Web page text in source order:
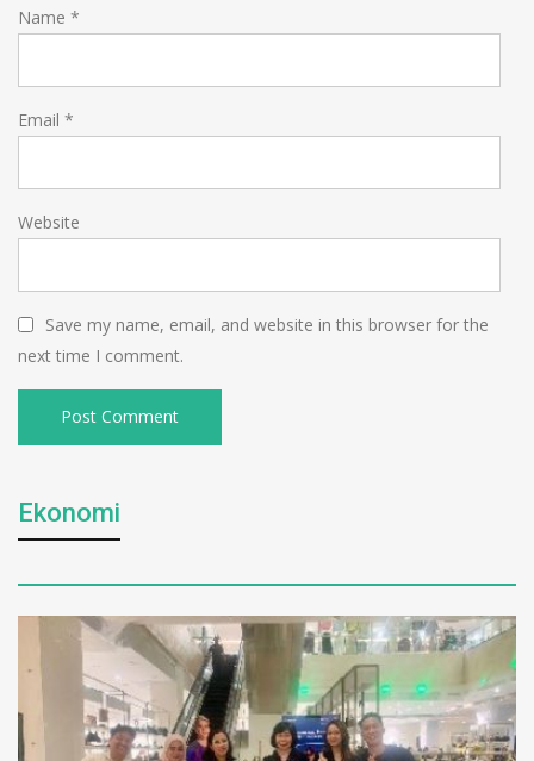
Name *
Email *
Website
Save my name, email, and website in this browser for the
next time I comment.
Ekonomi